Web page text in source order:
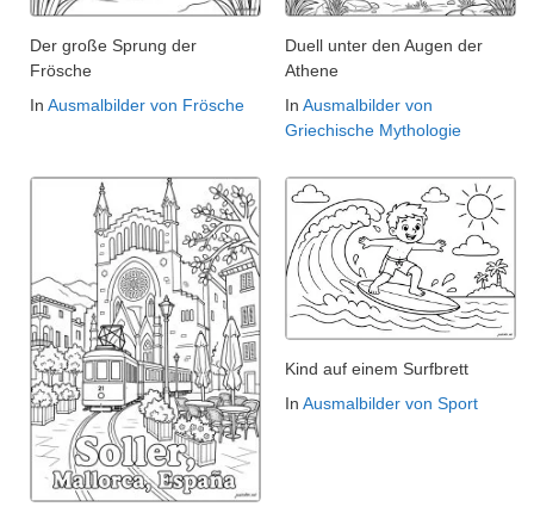
Der große Sprung der
Frösche
In Ausmalbilder von Frösche
Duell unter den Augen der
Athene
In Ausmalbilder von
Griechische Mythologie
Kind auf einem Surfbrett
In Ausmalbilder von Sport